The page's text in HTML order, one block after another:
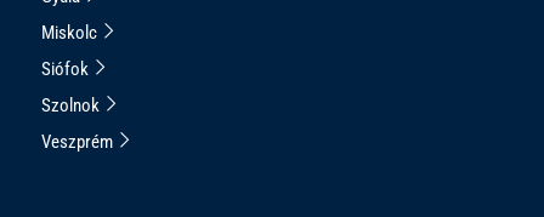
Miskolc
Siófok
Szolnok
Veszprém